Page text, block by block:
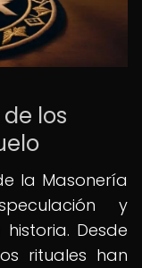
los
la Masonería
y
Desde
rituales han